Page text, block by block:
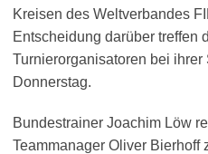
Kreisen des Weltverbandes
Entscheidung darüber treffen
Turnierorganisatoren bei ihrer
Donnerstag.
Bundestrainer Joachim Löw
Teammanager Oliver Bierhoff